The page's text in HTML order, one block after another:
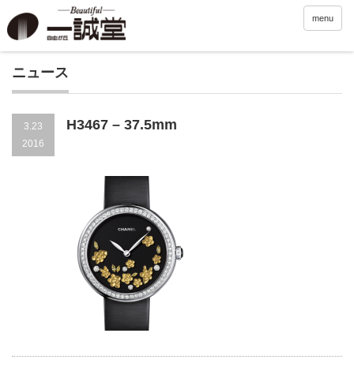
menu
ニュース
3.23
2016
H3467 – 37.5mm